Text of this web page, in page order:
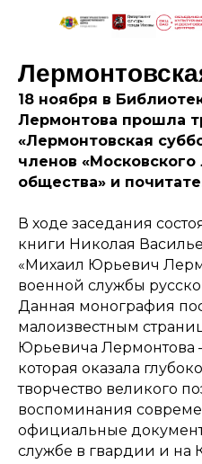
18 ноября в
Лермонтова прошла
«Лермонтовская
членов
общества» и
В ходе заседания
книги Николая
«Михаил Юрьевич
военной службы
Данная монография
малоизвестным
Юрьевича Лермонтова
которая оказала
творчество великого
воспоминания
официальные
службе в гвардии и на